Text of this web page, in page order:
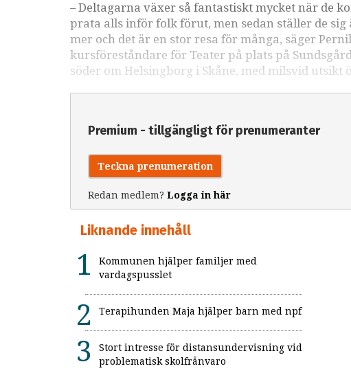
– Deltagarna växer så fantastiskt mycket när de
prata alls inför folk förut, men sedan ställer de
mer och det är en stor resa för många, säger
kursföreståndare för Teater på plats på
söder om Helsingborg i Skåne, med milsvid utsikt
Premium - tillgängligt för prenumeranter
Teckna prenumeration
Redan medlem? Logga in här
Liknande innehåll
Kommunen hjälper familjer med
vardagspusslet
Terapihunden Maja hjälper barn med npf
Stort intresse för distansundervisning vid
problematisk skolfrånvaro